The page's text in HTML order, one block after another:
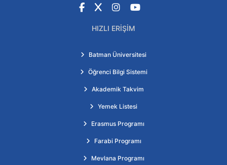
Facebook
X Instagram
YouTube
HIZLI ERIŞIM
Batman Üniversitesi
Öğrenci Bilgi Sistemi
Akademik Takvim
Yemek Listesi
Erasmus Programı
Farabi Programı
Mevlana Programı